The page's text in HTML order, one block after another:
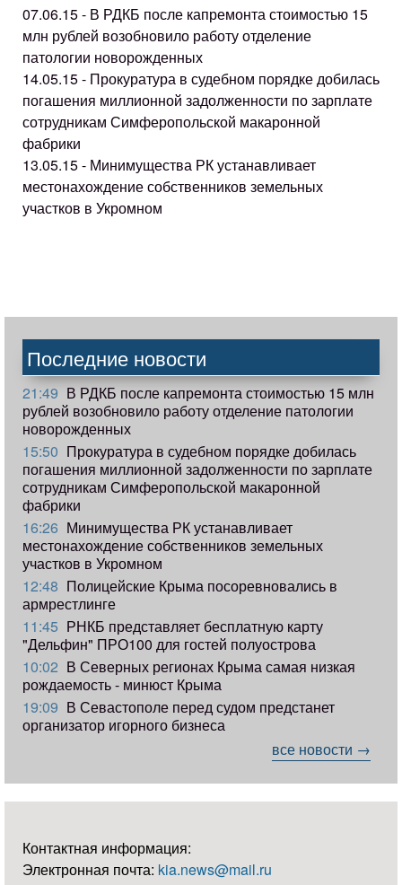
07.06.15 - В РДКБ после капремонта стоимостью 15
млн рублей возобновило работу отделение
патологии новорожденных
14.05.15 - Прокуратура в судебном порядке добилась
погашения миллионной задолженности по зарплате
сотрудникам Симферопольской макаронной
фабрики
13.05.15 - Минимущества РК устанавливает
местонахождение собственников земельных
участков в Укромном
Последние новости
21:49 В РДКБ после капремонта стоимостью 15 млн
рублей возобновило работу отделение патологии
новорожденных
15:50 Прокуратура в судебном порядке добилась
погашения миллионной задолженности по зарплате
сотрудникам Симферопольской макаронной
фабрики
16:26 Минимущества РК устанавливает
местонахождение собственников земельных
участков в Укромном
12:48 Полицейские Крыма посоревновались в
армрестлинге
11:45 РНКБ представляет бесплатную карту
"Дельфин" ПРО100 для гостей полуострова
10:02 В Северных регионах Крыма самая низкая
рождаемость - минюст Крыма
19:09 В Севастополе перед судом предстанет
организатор игорного бизнеса
все новости →
Контактная информация:
Электронная почта: kia.news@mail.ru